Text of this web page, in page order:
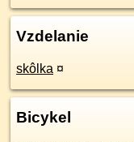
Vzdelanie
skôlka ¤
Bicykel